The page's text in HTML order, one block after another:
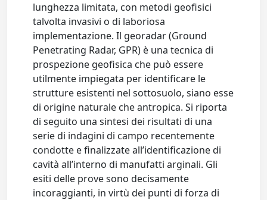
lunghezza limitata, con metodi geofisici
talvolta invasivi o di laboriosa
implementazione. Il georadar (Ground
Penetrating Radar, GPR) è una tecnica di
prospezione geofisica che può essere
utilmente impiegata per identificare le
strutture esistenti nel sottosuolo, siano esse
di origine naturale che antropica. Si riporta
di seguito una sintesi dei risultati di una
serie di indagini di campo recentemente
condotte e finalizzate all’identificazione di
cavità all’interno di manufatti arginali. Gli
esiti delle prove sono decisamente
incoraggianti, in virtù dei punti di forza di